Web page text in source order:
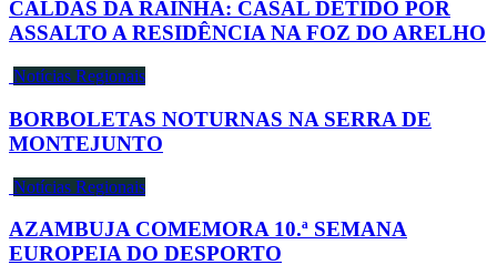
CALDAS DA RAINHA: CASAL DETIDO POR
ASSALTO A RESIDÊNCIA NA FOZ DO ARELHO
Notícias Regionais
BORBOLETAS NOTURNAS NA SERRA DE
MONTEJUNTO
Notícias Regionais
AZAMBUJA COMEMORA 10.ª SEMANA
EUROPEIA DO DESPORTO